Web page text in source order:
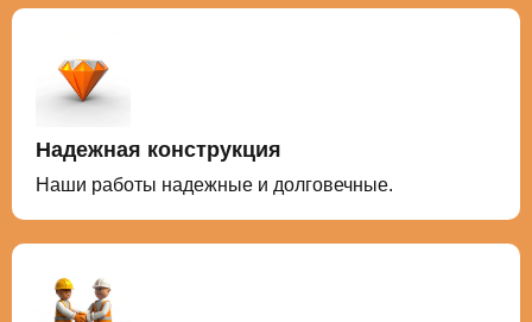
Надежная конструкция
Наши работы надежные и долговечные.